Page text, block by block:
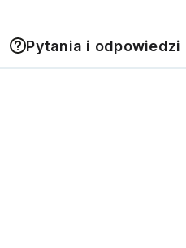
Pytania i odpowiedzi